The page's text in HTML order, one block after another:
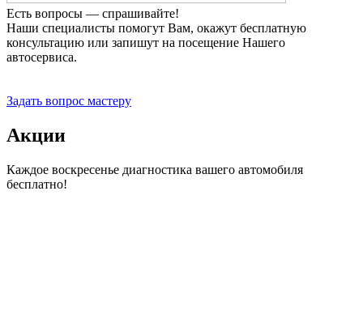
Есть вопросы — спрашивайте!
Наши специалисты помогут Вам, окажут бесплатную
консультацию или запишут на посещение Нашего
автосервиса.
Задать вопрос мастеру
Акции
Каждое воскресенье диагностика вашего автомобиля
бесплатно!